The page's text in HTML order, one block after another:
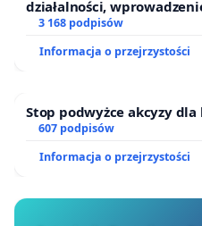
działalności,
finansowej kluczowych
3 168 podpisów
Informacja o przejrzystości
Stop podwyżce akcyzy
607 podpisów
Informacja o przejrzystości